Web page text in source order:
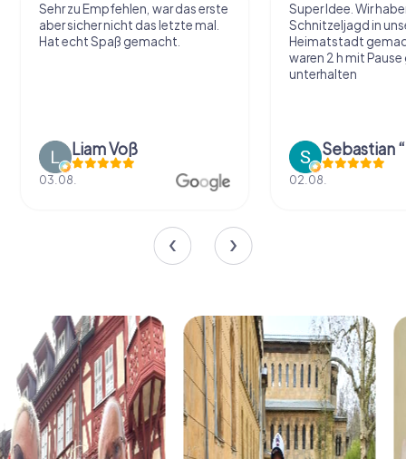
Sehr zu Empfehlen, war das erste
aber sicher nicht das letzte mal.
Hat echt Spaß gemacht.
Liam Voß
03.08.
Super Idee. Wir
Schnitzeljagd in
Heimatstadt
waren 2 h mit
unterhalten
02.08.